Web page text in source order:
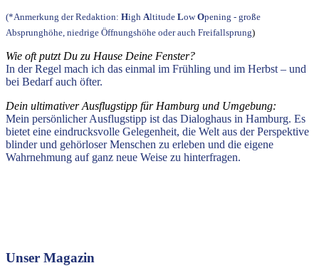
(*Anmerkung der Redaktion: High Altitude LowOpening - große
Absprunghöhe, niedrige Öffnungshöhe oder auch Freifallsprung)
Wie oft putzt Du zu Hause Deine Fenster?
In der Regel mach ich das einmal im Frühling und im Herbst – und
bei Bedarf auch öfter.
Dein ultimativer Ausflugstipp für Hamburg und Umgebung:
Mein persönlicher Ausflugstipp ist das Dialoghaus in Hamburg. Es
bietet eine eindrucksvolle Gelegenheit, die Welt aus der Perspektive
blinder und gehörloser Menschen zu erleben und die eigene
Wahrnehmung auf ganz neue Weise zu hinterfragen.
Unser Magazin